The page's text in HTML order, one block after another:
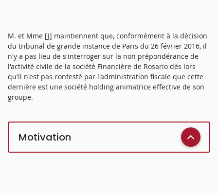
M. et Mme [J] maintiennent que, conformément à la décision
du tribunal de grande instance de Paris du 26 février 2016, il
n'y a pas lieu de s'interroger sur la non prépondérance de
l'activité civile de la société Financière de Rosario dès lors
qu'il n'est pas contesté par l'administration fiscale que cette
dernière est une société holding animatrice effective de son
groupe.
Motivation